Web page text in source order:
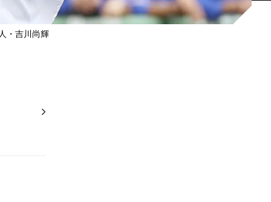
・吉川尚輝